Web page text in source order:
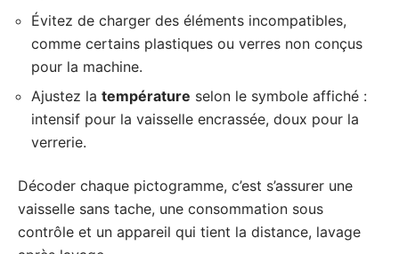
Évitez de charger des éléments incompatibles,
comme certains plastiques ou verres non conçus
pour la machine.
Ajustez la température selon le symbole affiché :
intensif pour la vaisselle encrassée, doux pour la
verrerie.
Décoder chaque pictogramme, c’est s’assurer une
vaisselle sans tache, une consommation sous
contrôle et un appareil qui tient la distance, lavage